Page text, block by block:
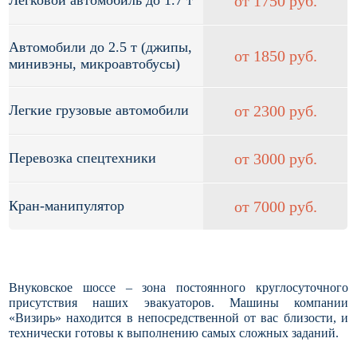
Автомобили до 2.5 т (джипы,
минивэны, микроавтобусы)
от 1850 руб.
Легкие грузовые автомобили от 2300 руб.
Перевозка спецтехники от 3000 руб.
Кран-манипулятор от 7000 руб.
Внуковское шоссе – зона постоянного круглосуточного
присутствия наших эвакуаторов. Машины компании
«Визирь» находится в непосредственной от вас близости, и
технически готовы к выполнению самых сложных заданий.